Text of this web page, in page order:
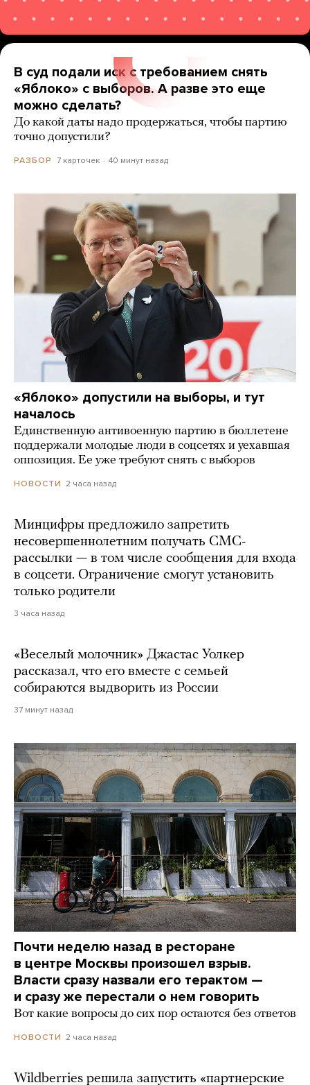
В суд подали иск с требованием снять
«Яблоко» с выборов. А разве это еще
можно сделать?
До какой даты надо продержаться, чтобы партию
точно допустили?
РАЗБОР 7 карточек 40 минут назад
«Яблоко» допустили на выборы, и тут
началось
Единственную антивоенную партию в бюллетене
поддержали молодые люди в соцсетях и уехавшая
оппозиция. Ее уже требуют снять с выборов
НОВОСТИ 2 часа назад
Минцифры предложило запретить
несовершеннолетним получать СМС-
рассылки — в том числе сообщения для входа
в соцсети. Ограничение смогут установить
только родители
3 часа назад
«Веселый молочник» Джастас Уолкер
рассказал, что его вместе с семьей
собираются выдворить из России
37 минут назад
Почти неделю назад в ресторане
в центре Москвы произошел взрыв.
Власти сразу назвали его терактом —
и сразу же перестали о нем говорить
Вот какие вопросы до сих пор остаются без ответов
НОВОСТИ 2 часа назад
Wildberries решила запустить «партнерские